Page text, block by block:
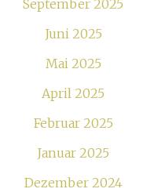
September 2025
Juni 2025
Mai 2025
April 2025
Februar 2025
Januar 2025
Dezember 2024